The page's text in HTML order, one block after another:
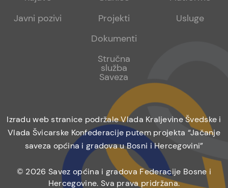
Javni pozivi
Projekti
Dokumenti
Stručna
služba
Saveza
Usluge
Izradu web stranice podržale Vlada Kraljevine Švedske i
Vlada Švicarske Konfederacije putem projekta “Jačanje
saveza općina i gradova u Bosni i Hercegovini”
© 2026 Savez općina i gradova Federacije Bosne i
Hercegovine. Sva prava pridržana.